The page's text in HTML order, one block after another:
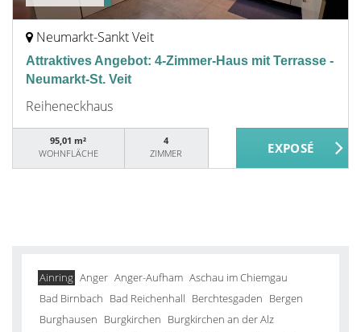
Neumarkt-Sankt Veit
Attraktives Angebot: 4-Zimmer-Haus mit Terrasse -
Neumarkt-St. Veit
Reiheneckhaus
95,01 m²
WOHNFLÄCHE
4
ZIMMER
Ainring Anger Anger-Aufham Aschau im Chiemgau
Bad Birnbach Bad Reichenhall Berchtesgaden Bergen
Burghausen Burgkirchen Burgkirchen an der Alz